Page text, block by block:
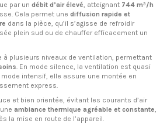
par un débit d’air élevé, atteignant 744 m³/h
Cela permet une diffusion rapide et
dans la pièce, qu’il s’agisse de refroidir
plein sud ou de chauffer efficacement un
à plusieurs niveaux de ventilation, permettant
. En mode silence, la ventilation est quasi
intensif, elle assure une montée en
express.
et bien orientée, évitant les courants d’air
ambiance thermique agréable et constante,
la mise en route de l’appareil.